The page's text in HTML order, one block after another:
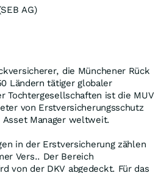
AG)
die Münchener Rück
Ländern tätiger globaler
Tochtergesellschaften ist die MUV
von Erstversicherungsschutz
Manager weltweit.
in der Erstversicherung zählen
Vers.. Der Bereich
von der DKV abgedeckt. Für das